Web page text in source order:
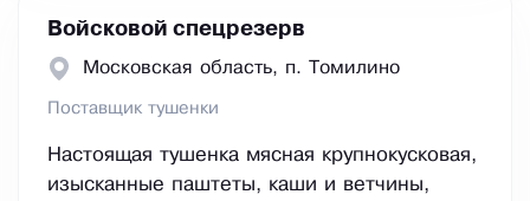
Войсковой спецрезерв
Московская область, п. Томилино
Поставщик тушенки
Настоящая тушенка мясная крупнокусковая,
изысканные паштеты, каши и ветчины,